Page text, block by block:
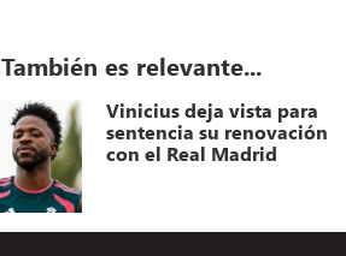
También es relevante...
Vinicius deja vista para
sentencia su renovación
con el Real Madrid